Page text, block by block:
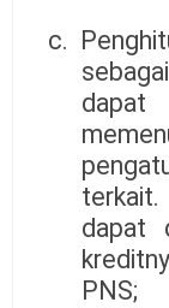
c.
dapat
PNS;